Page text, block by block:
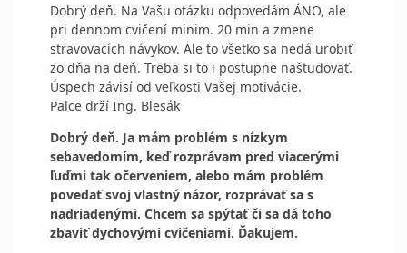
Dobrý deň. Na Vašu otázku odpovedám ÁNO, ale
pri dennom cvičení minim. 20 min a zmene
stravovacích návykov. Ale to všetko sa nedá urobiť
zo dňa na deň. Treba si to i postupne naštudovať.
Úspech závisí od veľkosti Vašej motivácie.
Palce drží Ing. Blesák
Dobrý deň. Ja mám problém s nízkym
sebavedomím, keď rozprávam pred viacerými
ľuďmi tak očerveniem, alebo mám problém
povedať svoj vlastný názor, rozprávať sa s
nadriadenými. Chcem sa spýtať či sa dá toho
zbaviť dychovými cvičeniami. Ďakujem.